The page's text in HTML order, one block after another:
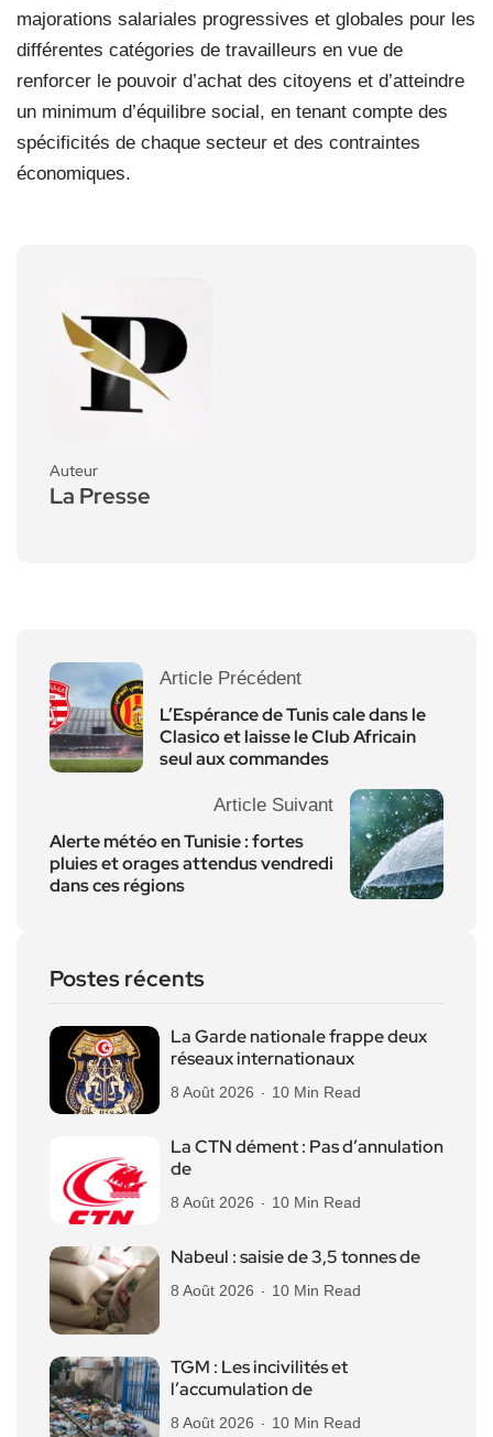
majorations salariales progressives et globales pour les
différentes catégories de travailleurs en vue de
renforcer le pouvoir d’achat des citoyens et d’atteindre
un minimum d’équilibre social, en tenant compte des
spécificités de chaque secteur et des contraintes
économiques.
Auteur
La Presse
Article Précédent
L’Espérance de Tunis cale dans le
Clasico et laisse le Club Africain
seul aux commandes
Article Suivant
Alerte météo en Tunisie : fortes
pluies et orages attendus vendredi
dans ces régions
Postes récents
La Garde nationale frappe deux
réseaux internationaux
8 Août 2026 10 Min Read
La CTN dément : Pas d’annulation
de
8 Août 2026 10 Min Read
Nabeul : saisie de 3,5 tonnes de
8 Août 2026 10 Min Read
TGM : Les incivilités et
l’accumulation de
8 Août 2026 10 Min Read